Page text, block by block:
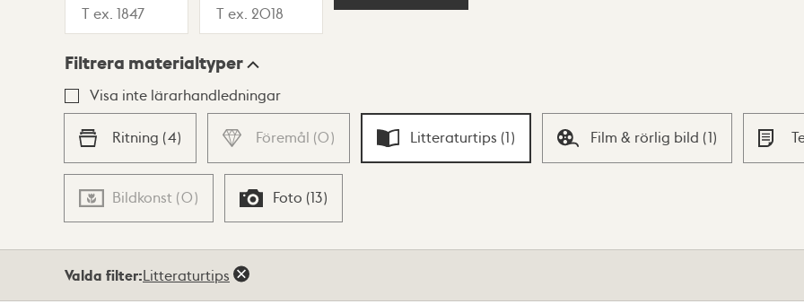
Lista Karta
Filtrera materialtyper
Visa inte lärarhandledningar
Ritning (4) Föremål (0) Litteraturtips (1) Film & rörlig bild (1)
Bildkonst (0) Foto (13)
Valda filter:Litteraturtips